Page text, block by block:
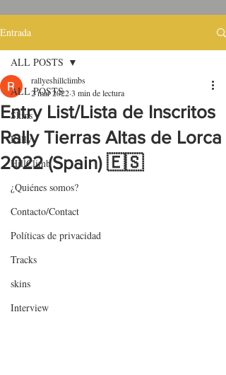
Entrada
ALL POSTS
Skins
Rally
HillClimb
¿Quiénes somos?
Contacto/Contact
Políticas de privacidad
Tracks
skins
Interview
ALL POSTS
Entry List/Lista de Inscritos
Rally Tierras Altas de Lorca
2022 (Spain) 🇪🇸
rallyeshillclimbs
2 mar 20223 min de lectura